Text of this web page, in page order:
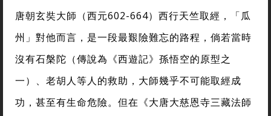
唐朝玄奘大師（西元602-664）西行天竺取經，「瓜
州」對他而言，是一段最艱險難忘的路程，倘若當時
沒有石槃陀（傳說為《西遊記》孫悟空的原型之
一）、老胡人等人的救助，大師幾乎不可能取經成
功，甚至有生命危險。但在《大唐大慈恩寺三藏法師